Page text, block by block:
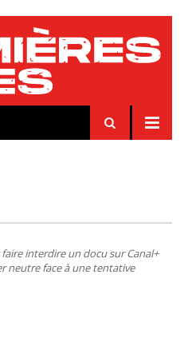
faire interdire un docu sur Canal+
neutre face à une tentative